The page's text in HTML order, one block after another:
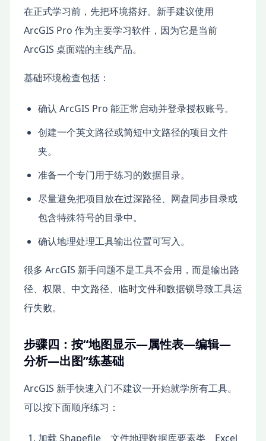
在正式学习前，先把环境搭好。新手建议使用
ArcGIS Pro 作为主要学习软件，因为它是当前
ArcGIS 桌面端的主线产品。
基础环境检查包括：
确认 ArcGIS Pro 能正常启动并登录授权账号。
创建一个英文路径或简短中文路径的项目文件
夹。
准备一个专门用于练习的数据目录。
尽量避免把项目放在过深路径、网盘同步目录或
包含特殊符号的目录中。
确认地理处理工具输出位置可写入。
很多 ArcGIS 新手问题不是工具不会用，而是输出路
径、权限、中文路径、临时文件和数据锁导致工具运
行失败。
步骤四：按“地图显示—属性表—编辑—
分析—出图”练基础
ArcGIS 新手快速入门不建议一开始就学所有工具。
可以按下面顺序练习：
加载 Shapefile、文件地理数据库要素类、Excel